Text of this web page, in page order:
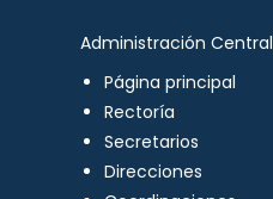
Administración Central
Página principal
Rectoría
Secretarios
Direcciones